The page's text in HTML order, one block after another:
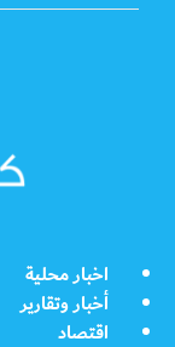
اخبار محلية
أخبار وتقارير
اقتصاد